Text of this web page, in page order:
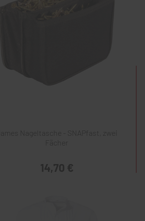
James Nageltasche - SNAPfast, zwei
14,70 €